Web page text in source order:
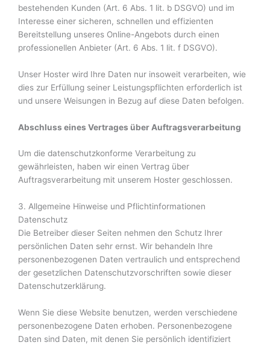
bestehenden Kunden (Art. 6 Abs. 1 lit. b DSGVO) und im
Interesse einer sicheren, schnellen und effizienten
Bereitstellung unseres Online-Angebots durch einen
professionellen Anbieter (Art. 6 Abs. 1 lit. f DSGVO).
Unser Hoster wird Ihre Daten nur insoweit verarbeiten, wie
dies zur Erfüllung seiner Leistungspflichten erforderlich ist
und unsere Weisungen in Bezug auf diese Daten befolgen.
Abschluss eines Vertrages über Auftragsverarbeitung
Um die datenschutzkonforme Verarbeitung zu
gewährleisten, haben wir einen Vertrag über
Auftragsverarbeitung mit unserem Hoster geschlossen.
3. Allgemeine Hinweise und Pflichtinformationen
Datenschutz
Die Betreiber dieser Seiten nehmen den Schutz Ihrer
persönlichen Daten sehr ernst. Wir behandeln Ihre
personenbezogenen Daten vertraulich und entsprechend
der gesetzlichen Datenschutzvorschriften sowie dieser
Datenschutzerklärung.
Wenn Sie diese Website benutzen, werden verschiedene
personenbezogene Daten erhoben. Personenbezogene
Daten sind Daten, mit denen Sie persönlich identifiziert